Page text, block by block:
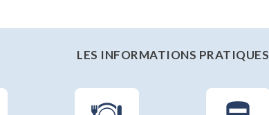
LES INFORMATIONS PRATIQUES